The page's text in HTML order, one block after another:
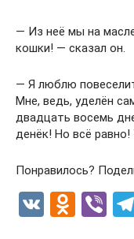
— Из неё мы на
кошки! — сказал он.
— Я люблю
Мне, ведь, уделён
двадцать восемь
денёк! Но всё равно!
Понравилось?
V
O
Vi